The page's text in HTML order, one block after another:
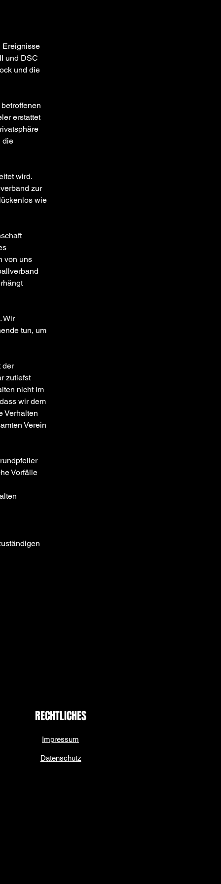
Ereignisse
und DSC
und die
erstattet
die
wird.
zur
wie
von uns
Wir
tun, um
der
zutiefst
nicht im
wir dem
Verhalten
Verein
Vorfälle
RECHTLICHES
Impressum
Datenschutz